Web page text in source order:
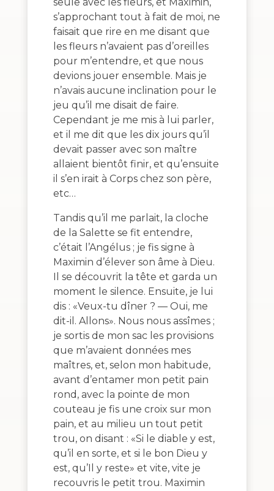
s’approchant tout à fait de moi, ne
faisait que rire en me disant que
les fleurs n’avaient pas d’oreilles
pour m’entendre, et que nous
devions jouer ensemble. Mais je
n’avais aucune inclination pour le
jeu qu’il me disait de faire.
Cependant je me mis à lui parler,
et il me dit que les dix jours qu’il
devait passer avec son maître
allaient bientôt finir, et qu’ensuite
il s’en irait à Corps chez son père,
etc…
Tandis qu’il me parlait, la cloche
de la Salette se fit entendre,
c’était l’Angélus ; je fis signe à
Maximin d’élever son âme à Dieu.
Il se découvrit la tête et garda un
moment le silence. Ensuite, je lui
dis : «Veux-tu dîner ? — Oui, me
dit-il. Allons». Nous nous assîmes ;
je sortis de mon sac les provisions
que m’avaient données mes
maîtres, et, selon mon habitude,
avant d’entamer mon petit pain
rond, avec la pointe de mon
couteau je fis une croix sur mon
pain, et au milieu un tout petit
trou, on disant : «Si le diable y est,
qu’il en sorte, et si le bon Dieu y
est, qu’Il y reste» et vite, vite je
recouvris le petit trou. Maximin